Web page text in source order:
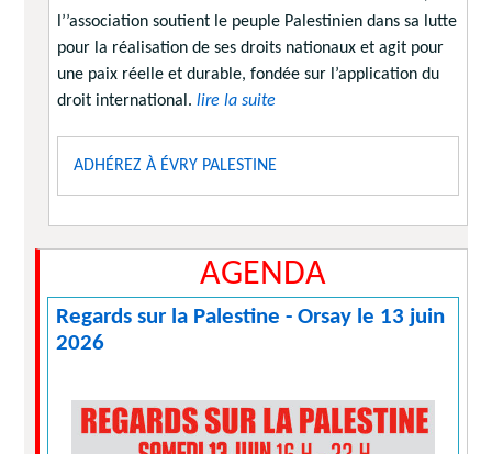
l’’association soutient le peuple Palestinien dans sa lutte
pour la réalisation de ses droits nationaux et agit pour
une paix réelle et durable, fondée sur l’application du
droit international. lire la suite
ADHÉREZ À ÉVRY PALESTINE
AGENDA
Regards sur la Palestine - Orsay le 13 juin
2026